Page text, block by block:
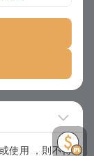
使用 ，則不得